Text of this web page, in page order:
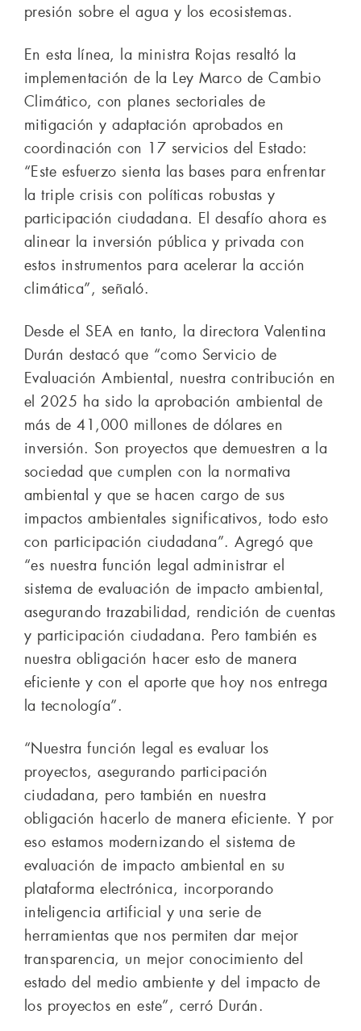
presión sobre el agua y los ecosistemas.
En esta línea, la ministra Rojas resaltó la
implementación de la Ley Marco de Cambio
Climático, con planes sectoriales de
mitigación y adaptación aprobados en
coordinación con 17 servicios del Estado:
“Este esfuerzo sienta las bases para enfrentar
la triple crisis con políticas robustas y
participación ciudadana. El desafío ahora es
alinear la inversión pública y privada con
estos instrumentos para acelerar la acción
climática”, señaló.
Desde el SEA en tanto, la directora Valentina
Durán destacó que “como Servicio de
Evaluación Ambiental, nuestra contribución en
el 2025 ha sido la aprobación ambiental de
más de 41,000 millones de dólares en
inversión. Son proyectos que demuestren a la
sociedad que cumplen con la normativa
ambiental y que se hacen cargo de sus
impactos ambientales significativos, todo esto
con participación ciudadana”. Agregó que
“es nuestra función legal administrar el
sistema de evaluación de impacto ambiental,
asegurando trazabilidad, rendición de cuentas
y participación ciudadana. Pero también es
nuestra obligación hacer esto de manera
eficiente y con el aporte que hoy nos entrega
la tecnología”.
“Nuestra función legal es evaluar los
proyectos, asegurando participación
ciudadana, pero también en nuestra
obligación hacerlo de manera eficiente. Y por
eso estamos modernizando el sistema de
evaluación de impacto ambiental en su
plataforma electrónica, incorporando
inteligencia artificial y una serie de
herramientas que nos permiten dar mejor
transparencia, un mejor conocimiento del
estado del medio ambiente y del impacto de
los proyectos en este”, cerró Durán.